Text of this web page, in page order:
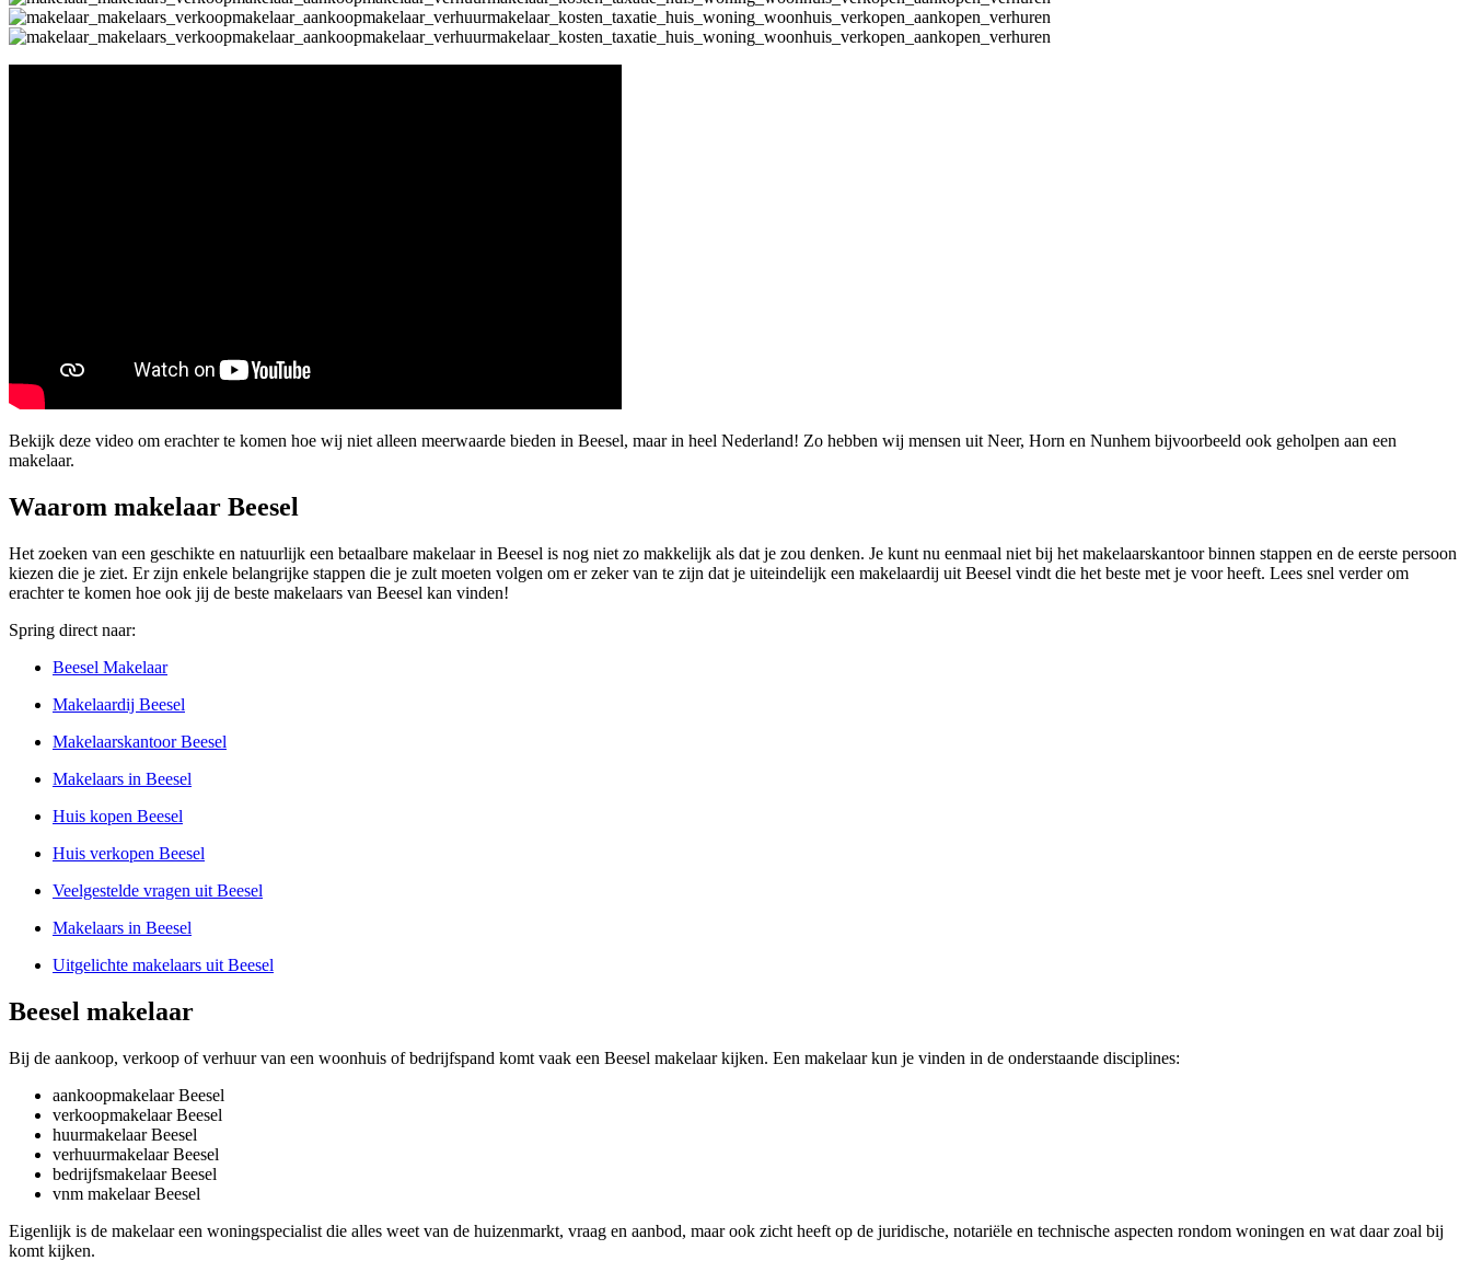
Bekijk deze video om erachter te komen hoe wij niet alleen meerwaarde bieden in Beesel, maar in heel Nederland! Zo hebben wij mensen uit Neer, Horn en Nunhem bijvoorbeeld ook geholpen aan een
makelaar.
Waarom makelaar Beesel
Het zoeken van een geschikte en natuurlijk een betaalbare makelaar in Beesel is nog niet zo makkelijk als dat je zou denken. Je kunt nu eenmaal niet bij het makelaarskantoor binnen stappen en de eerste persoon
kiezen die je ziet. Er zijn enkele belangrijke stappen die je zult moeten volgen om er zeker van te zijn dat je uiteindelijk een makelaardij uit Beesel vindt die het beste met je voor heeft. Lees snel verder om
erachter te komen hoe ook jij de beste makelaars van Beesel kan vinden!
Spring direct naar:
Beesel Makelaar
Makelaardij Beesel
Makelaarskantoor Beesel
Makelaars in Beesel
Huis kopen Beesel
Huis verkopen Beesel
Veelgestelde vragen uit Beesel
Makelaars in Beesel
Uitgelichte makelaars uit Beesel
Beesel makelaar
Bij de aankoop, verkoop of verhuur van een woonhuis of bedrijfspand komt vaak een Beesel makelaar kijken. Een makelaar kun je vinden in de onderstaande disciplines:
aankoopmakelaar Beesel
verkoopmakelaar Beesel
huurmakelaar Beesel
verhuurmakelaar Beesel
bedrijfsmakelaar Beesel
vnm makelaar Beesel
Eigenlijk is de makelaar een woningspecialist die alles weet van de huizenmarkt, vraag en aanbod, maar ook zicht heeft op de juridische, notariële en technische aspecten rondom woningen en wat daar zoal bij
komt kijken.